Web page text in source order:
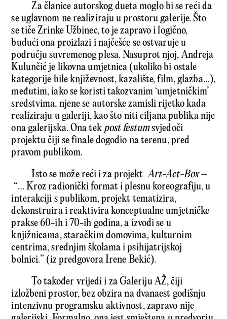
Za članice autorskog dueta moglo bi se reći da
se uglavnom ne realiziraju u prostoru galerije. Što
se tiče Zrinke Užbinec, to je zapravo i logično,
budući ona proizlazi i najčešće se ostvaruje u
području suvremenog plesa. Nasuprot njoj, Andreja
Kulunčić je likovna umjetnica (ukoliko bi ostale
kategorije bile književnost, kazalište, film, glazba…),
međutim, iako se koristi takozvanim ‘umjetničkim’
sredstvima, njene se autorske zamisli rijetko kada
realiziraju u galeriji, kao što niti ciljana publika nije
ona galerijska. Ona tekpost festumsvjedoči
projektu čiji se finale dogodio na terenu, pred
pravom publikom.
Isto se može reći i za projektArt-Act-Box –
“… Kroz radionički format i plesnu koreografiju, u
interakciji s publikom, projekt tematizira,
dekonstruira i reaktivira konceptualne umjetničke
prakse 60-ih i 70-ih godina, a izvodi se u
knjižnicama, staračkim domovima, kulturnim
centrima, srednjim školama i psihijatrijskoj
bolnici.” (iz predgovora Irene Bekić).
To također vrijedi i za Galeriju AŽ, čiji
izložbeni prostor, bez obzira na dvanaest godišnju
intenzivnu programsku aktivnost, zapravo nije